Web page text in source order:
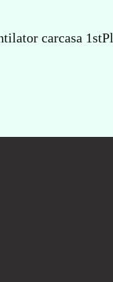
carcasa